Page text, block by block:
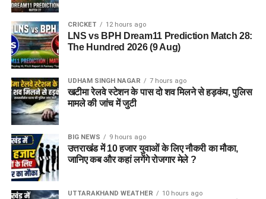
CRICKET 12 hours ago
LNS vs BPH Dream11 Prediction Match 28:
The Hundred 2026 (9 Aug)
UDHAM SINGH NAGAR 7 hours ago
खटीमा रेलवे स्टेशन के पास दो शव मिलने से हड़कंप, पुलिस
मामले की जांच में जुटी
BIG NEWS 9 hours ago
उत्तराखंड में 10 हजार युवाओं के लिए नौकरी का मौका,
जानिए कब और कहां लगेंगे रोजगार मेले ?
UTTARAKHAND WEATHER 10 hours ago